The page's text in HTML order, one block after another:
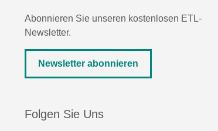
Abonnieren Sie unseren kostenlosen ETL-
Newsletter.
Newsletter abonnieren
Folgen Sie Uns